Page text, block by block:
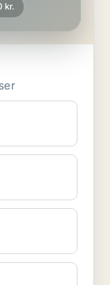
kr.
værelser